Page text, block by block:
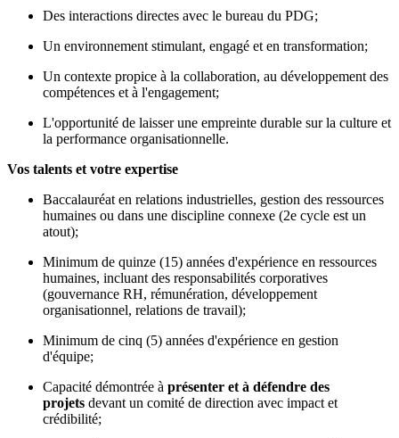
Des interactions directes avec le bureau du PDG;
Un environnement stimulant, engagé et en transformation;
Un contexte propice à la collaboration, au développement des
compétences et à l'engagement;
L'opportunité de laisser une empreinte durable sur la culture et
la performance organisationnelle.
Vos talents et votre expertise
Baccalauréat en relations industrielles, gestion des ressources
humaines ou dans une discipline connexe (2e cycle est un
atout);
Minimum de quinze (15) années d'expérience en ressources
humaines, incluant des responsabilités corporatives
(gouvernance RH, rémunération, développement
organisationnel, relations de travail);
Minimum de cinq (5) années d'expérience en gestion
d'équipe;
Capacité démontrée à présenter et à défendre des
projets devant un comité de direction avec impact et
crédibilité;